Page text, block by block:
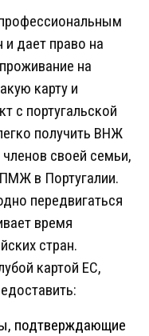
и дает право на
на
карту и
с португальской
получить ВНЖ
своей семьи,
в Португалии.
передвигаться
время
стран.
картой ЕС,
подтверждающие